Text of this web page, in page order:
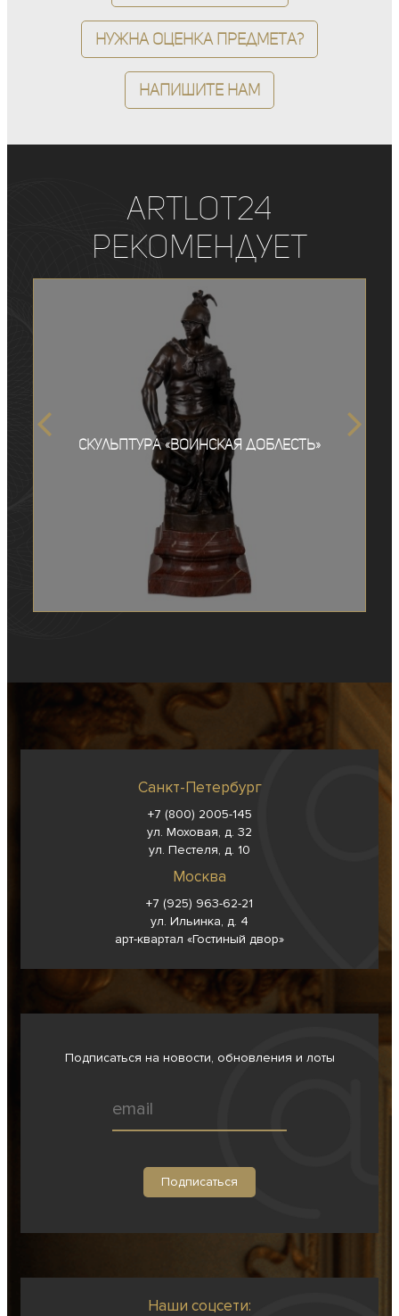
Нужна оценка предмета?
Напишите нам
ArtLot24
рекомендует
Скульптура «Воинская доблесть»
Санкт-Петербург
+7 (800) 2005-145
ул. Моховая, д. 32
ул. Пестеля, д. 10
Москва
+7 (925) 963-62-21
ул. Ильинка, д. 4
арт-квартал «Гостиный двор»
Подписаться на новости, обновления и лоты
Наши соцсети: